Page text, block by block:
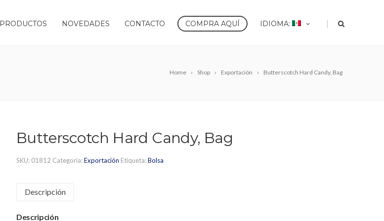
PRODUCTOS NOVEDADES CONTACTO COMPRA AQUÍ IDIOMA: |
Home Shop Exportación Butterscotch Hard Candy, Bag
Butterscotch Hard Candy, Bag
SKU: 01812 Categoría:Exportación Etiqueta:Bolsa
Descripción
Descripción